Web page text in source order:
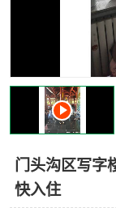
门头沟区写字
快入住